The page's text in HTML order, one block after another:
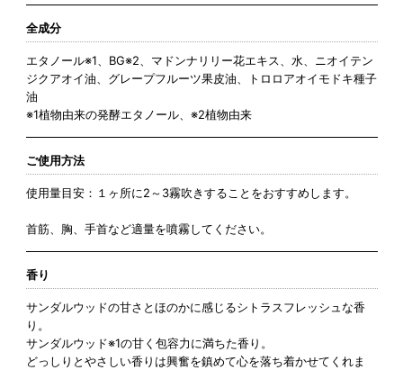
全成分
エタノール※1、BG※2、マドンナリリー花エキス、水、ニオイテン
ジクアオイ油、グレープフルーツ果皮油、トロロアオイモドキ種子
油
※1植物由来の発酵エタノール、※2植物由来
ご使用方法
使用量目安：１ヶ所に2～3霧吹きすることをおすすめします。
首筋、胸、手首など適量を噴霧してください。
香り
サンダルウッドの甘さとほのかに感じるシトラスフレッシュな香
り。
サンダルウッド※1の甘く包容力に満ちた香り。
どっしりとやさしい香りは興奮を鎮めて心を落ち着かせてくれま